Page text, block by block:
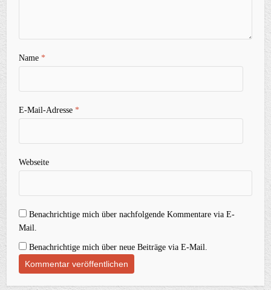
Name*
E-Mail-Adresse*
Webseite
Benachrichtige mich über nachfolgende Kommentare via E-
Mail.
Benachrichtige mich über neue Beiträge via E-Mail.